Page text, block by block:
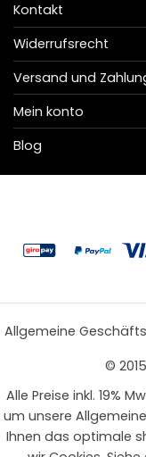
Kontakt
Widerrufsrecht
Versand und
Mein konto
Blog
Allgemeine
©
Alle Preise inkl. 19%
um unsere
Ihnen das optimale